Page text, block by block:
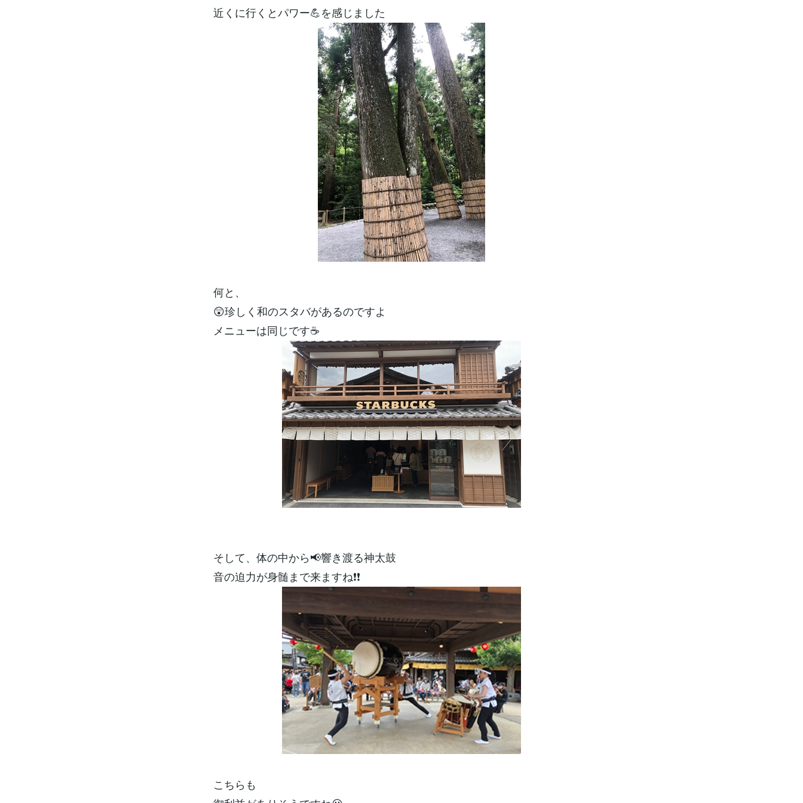
近くに行くとパワー💪を感じました
何と、
😲珍しく和のスタバがあるのですよ
メニューは同じです☕
そして、体の中から📢響き渡る神太鼓
音の迫力が身髄まで来ますね❗❗
こちらも